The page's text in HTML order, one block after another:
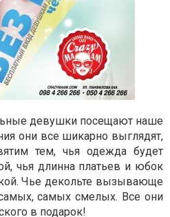
девушки посещают наше
они все шикарно выглядят,
тем, чья одежда будет
чья длинна платьев и юбок
Чье декольте вызывающе
самых смелых. Все они
в подарок!